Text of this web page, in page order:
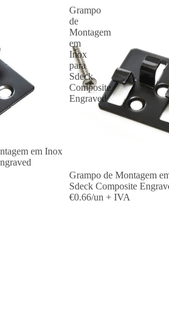
em Inox
Grampo
de
Montagem
em
Inox
para
Sdeck
Composite
Engraved
Grampo de Montagem
Sdeck Composite
€0.66/un + IVA